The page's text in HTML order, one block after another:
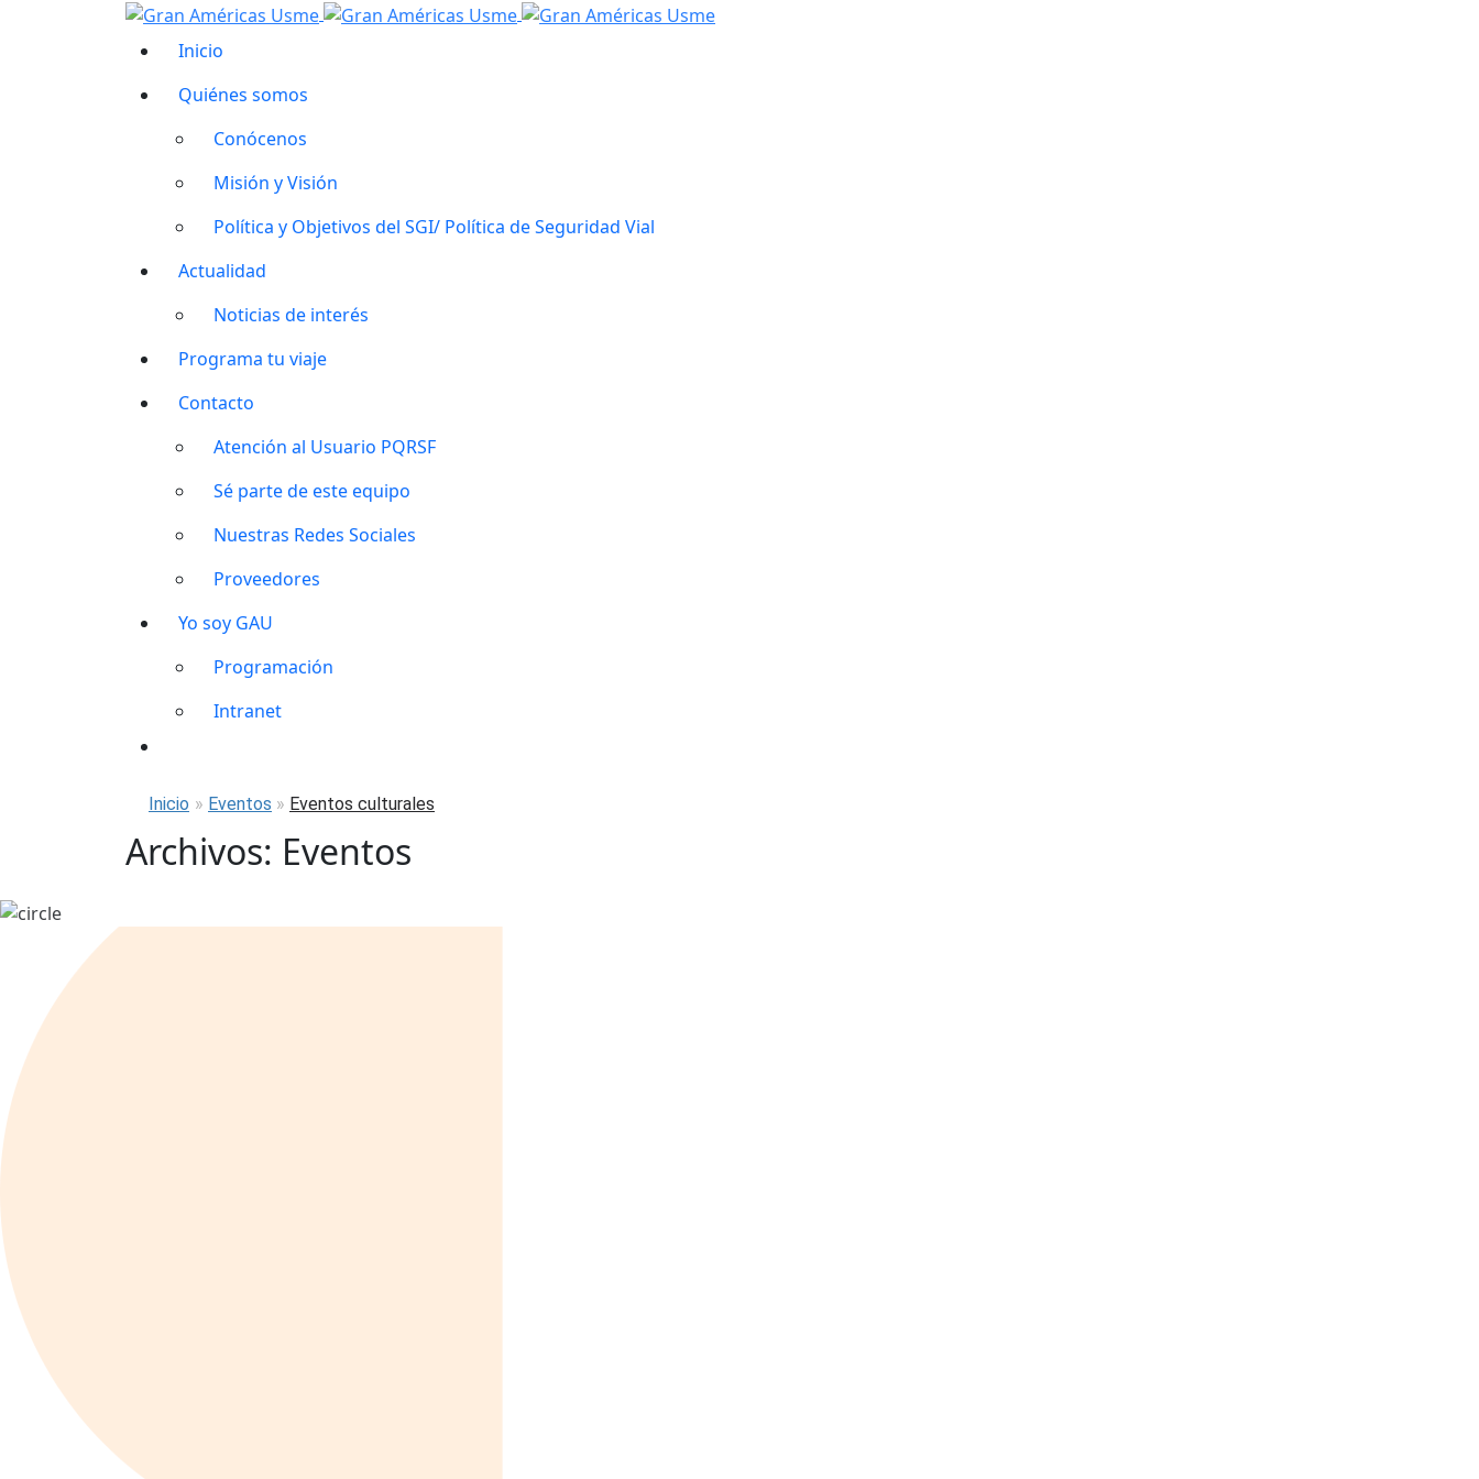
Inicio
Quiénes somos
Conócenos
Misión y Visión
Política y Objetivos del SGI/ Política de Seguridad Vial
Actualidad
Noticias de interés
Programa tu viaje
Contacto
Atención al Usuario PQRSF
Sé parte de este equipo
Nuestras Redes Sociales
Proveedores
Yo soy GAU
Programación
Intranet
Inicio » Eventos » Eventos culturales
Archivos: Eventos